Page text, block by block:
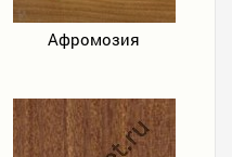
Афромозия